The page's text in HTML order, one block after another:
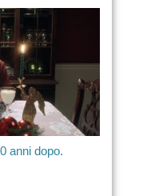
anni dopo.